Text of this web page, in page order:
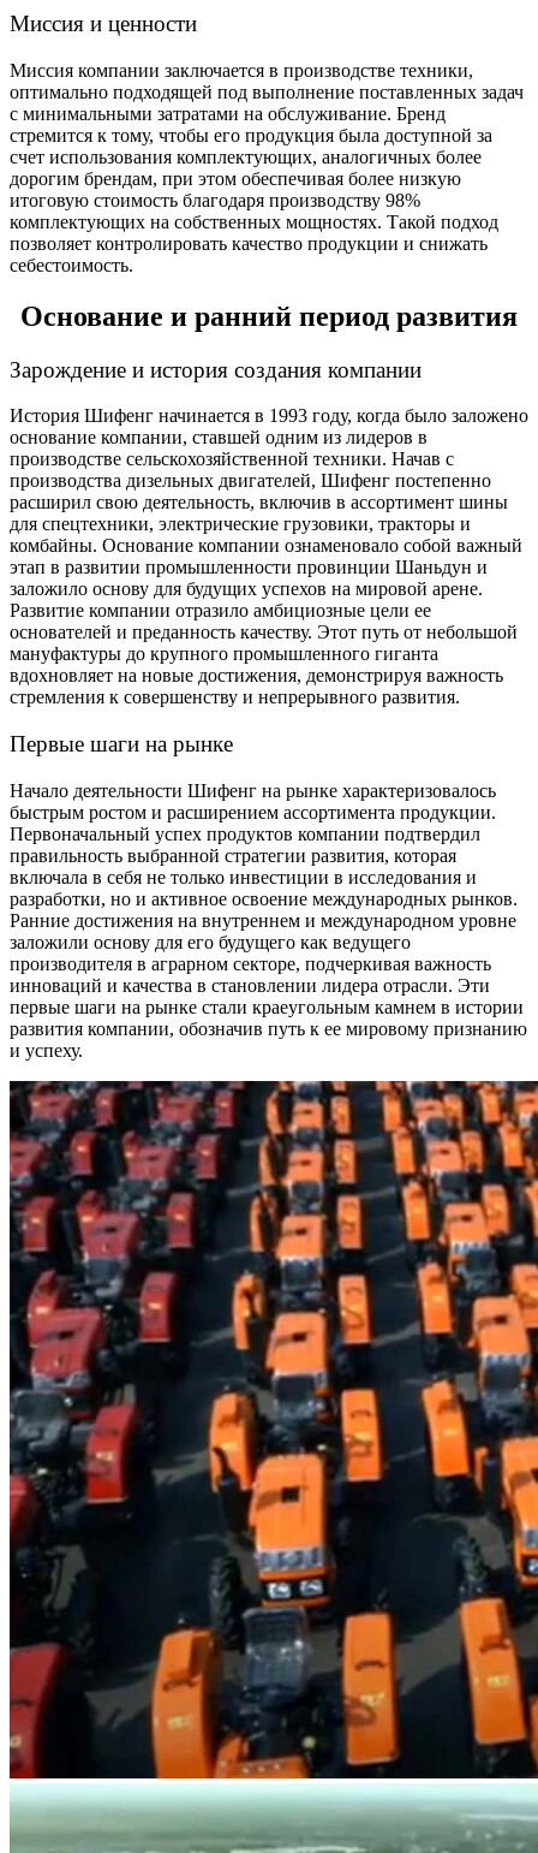
Миссия и ценности
Миссия компании заключается в производстве техники,
оптимально подходящей под выполнение поставленных задач
с минимальными затратами на обслуживание. Бренд
стремится к тому, чтобы его продукция была доступной за
счет использования комплектующих, аналогичных более
дорогим брендам, при этом обеспечивая более низкую
итоговую стоимость благодаря производству 98%
комплектующих на собственных мощностях. Такой подход
позволяет контролировать качество продукции и снижать
себестоимость.
Основание и ранний период развития
Зарождение и история создания компании
История Шифенг начинается в 1993 году, когда было заложено
основание компании, ставшей одним из лидеров в
производстве сельскохозяйственной техники. Начав с
производства дизельных двигателей, Шифенг постепенно
расширил свою деятельность, включив в ассортимент шины
для спецтехники, электрические грузовики, тракторы и
комбайны. Основание компании ознаменовало собой важный
этап в развитии промышленности провинции Шаньдун и
заложило основу для будущих успехов на мировой арене.
Развитие компании отразило амбициозные цели ее
основателей и преданность качеству. Этот путь от небольшой
мануфактуры до крупного промышленного гиганта
вдохновляет на новые достижения, демонстрируя важность
стремления к совершенству и непрерывного развития.
Первые шаги на рынке
Начало деятельности Шифенг на рынке характеризовалось
быстрым ростом и расширением ассортимента продукции.
Первоначальный успех продуктов компании подтвердил
правильность выбранной стратегии развития, которая
включала в себя не только инвестиции в исследования и
разработки, но и активное освоение международных рынков.
Ранние достижения на внутреннем и международном уровне
заложили основу для его будущего как ведущего
производителя в аграрном секторе, подчеркивая важность
инноваций и качества в становлении лидера отрасли. Эти
первые шаги на рынке стали краеугольным камнем в истории
развития компании, обозначив путь к ее мировому признанию
и успеху.